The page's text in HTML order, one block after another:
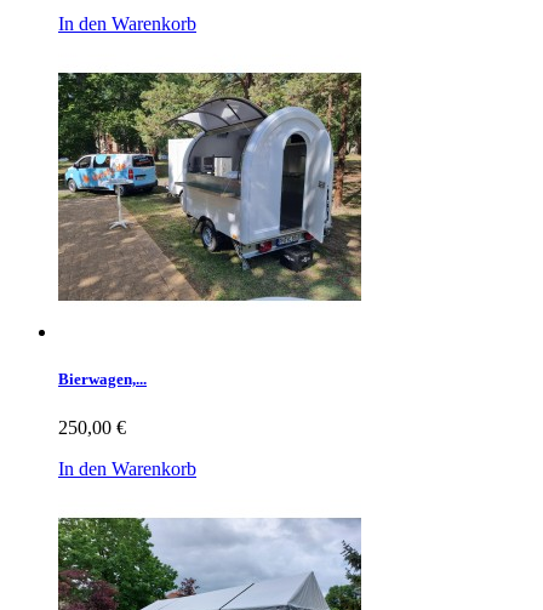
In den Warenkorb
Bierwagen,...
250,00 €
In den Warenkorb